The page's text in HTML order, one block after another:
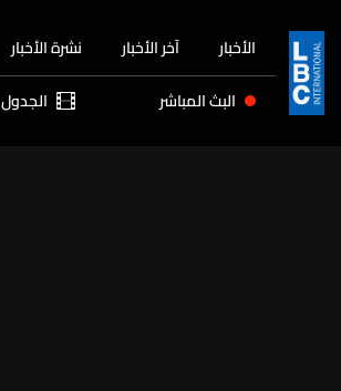
الأخبار آخر الأخبار نشرة الأخبار
البث المباشر الجدول